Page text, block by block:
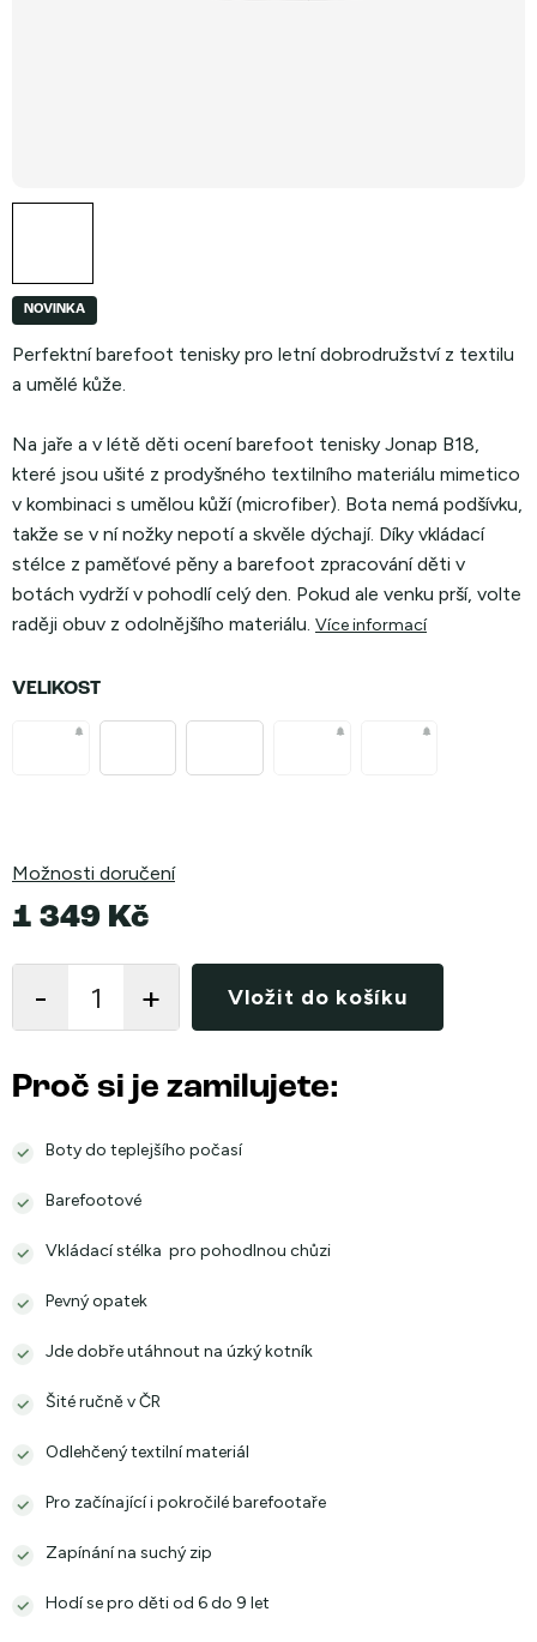
NOVINKA
Perfektní barefoot tenisky pro letní dobrodružství z textilu
a umělé kůže.
Na jaře a v létě děti ocení barefoot tenisky Jonap B18,
které jsou ušité z prodyšného textilního materiálu mimetico
v kombinaci s umělou kůží (microfiber). Bota nemá podšívku,
takže se v ní nožky nepotí a skvěle dýchají. Díky vkládací
stélce z paměťové pěny a barefoot zpracování děti v
botách vydrží v pohodlí celý den. Pokud ale venku prší, volte
raději obuv z odolnějšího materiálu. Více informací
VELIKOST
Možnosti doručení
1 349 Kč
cena:
Vložit do košíku
Proč si je zamilujete:
Boty do teplejšího počasí
Barefootové
Vkládací stélka pro pohodlnou chůzi
Pevný opatek
Jde dobře utáhnout na úzký kotník
Šité ručně v ČR
Odlehčený textilní materiál
Pro začínající i pokročilé barefootaře
Zapínání na suchý zip
Hodí se pro děti od 6 do 9 let